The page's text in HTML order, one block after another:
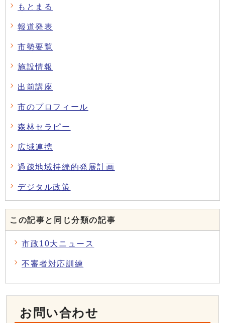
もとまる
報道発表
市勢要覧
施設情報
出前講座
市のプロフィール
森林セラピー
広域連携
過疎地域持続的発展計画
デジタル政策
この記事と同じ分類の記事
市政10大ニュース
不審者対応訓練
お問い合わせ